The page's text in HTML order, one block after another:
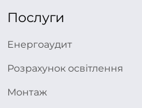
Послуги
Енергоаудит
Розрахунок освітлення
Монтаж